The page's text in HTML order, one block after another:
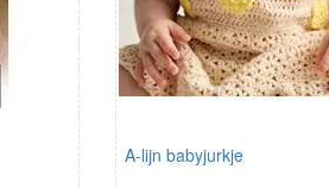
A-lijn babyjurkje